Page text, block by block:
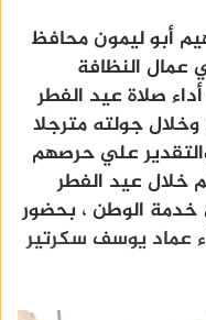
أبو ليمون محافظ
عمال النظافة
صلاة عيد الفطر
جولته مترجلا
علي حرصهم
خلال عيد الفطر
الوطن ، بحضور
عماد يوسف سكرتير